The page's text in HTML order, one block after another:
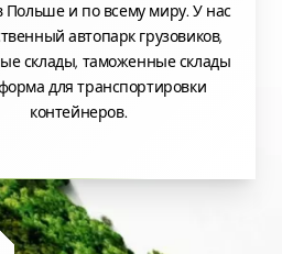
Польше и по всему миру. У нас
автопарк грузовиков,
склады, таможенные склады
для транспортировки
контейнеров.